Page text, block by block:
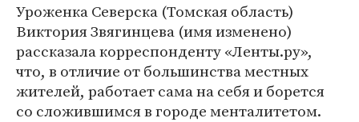
Уроженка Северска (Томская область)
Виктория Звягинцева (имя изменено)
рассказала корреспонденту «Ленты.ру»,
что, в отличие от большинства местных
жителей, работает сама на себя и борется
со сложившимся в городе менталитетом.